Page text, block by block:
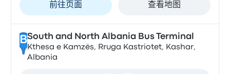
前往页面 查看地图
BSouth and North Albania Bus Terminal
Kthesa e Kamzës, Rruga Kastriotet, Kashar,
Albania